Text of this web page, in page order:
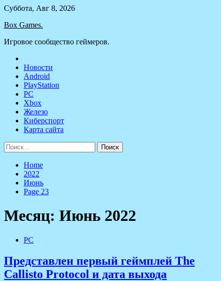
Skip
content
Суббота, Авг 8, 2026
Box Games.
Игровое сообщество геймеров.
Новости
Android
PlayStation
PC
Xbox
Железо
Киберспорт
Карта сайта
Найти:
Home
2022
Июнь
Page 23
Месяц: Июнь 2022
PC
Представлен первый геймплей The
Callisto Protocol и дата выхода